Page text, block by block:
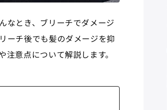
とき、ブリーチでダメージ
ーチ後でも髪のダメージを抑
意点について解説します。